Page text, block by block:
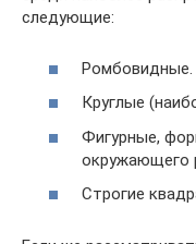
следующие:
Ромбовидные.
Круглые
Фигурные,
окружающего
Строгие